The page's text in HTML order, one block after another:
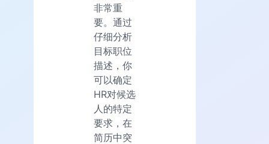
非常重
要。通过
仔细分析
目标职位
描述，你
可以确定
HR对候选
人的特定
要求，在
简历中突